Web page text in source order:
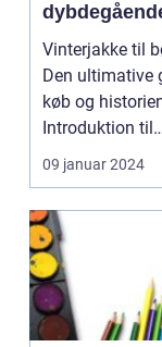
guide og
gennemgang
Vinterjakke til
Den ultimative
køb og
Introduktion til
vinterjakker...
09 januar 2024